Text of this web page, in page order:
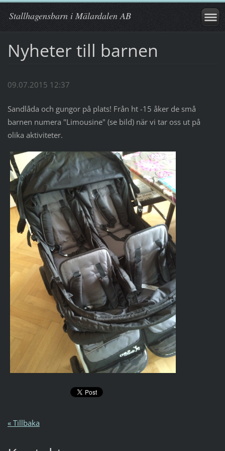
Stallhagensbarn i Mälardalen AB
Nyheter till barnen
09.07.2015 12:37
Sandlåda och gungor på plats! Från ht -15 åker de små
barnen numera "Limousine" (se bild) när vi tar oss ut på
olika aktiviteter.
« Tillbaka